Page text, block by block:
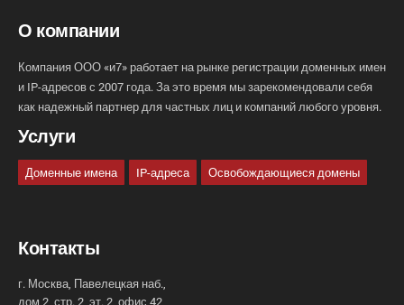
О компании
Компания ООО «и7» работает на рынке регистрации доменных имен
и IP-адресов с 2007 года. За это время мы зарекомендовали себя
как надежный партнер для частных лиц и компаний любого уровня.
Услуги
Доменные имена IP-адреса Освобождающиеся домены
Контакты
г. Москва, Павелецкая наб.,
дом 2, стр. 2, эт. 2, офис 42